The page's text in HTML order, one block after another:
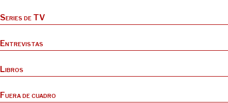
Series de TV
Entrevistas
Libros
Fuera de cuadro